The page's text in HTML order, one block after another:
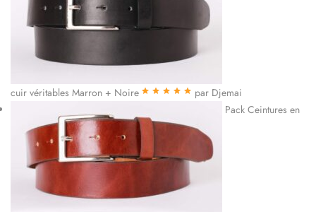
cuir véritables Marron + Noire
par Djemai
Pack Ceintures en